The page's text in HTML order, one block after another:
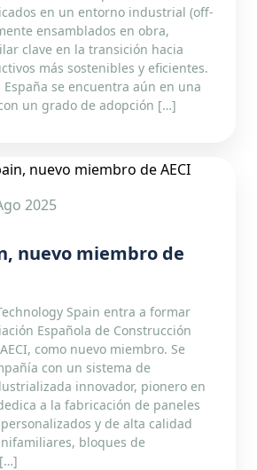
en un entorno industrial (off-
ensamblados en obra,
clave en la transición hacia
más sostenibles y eficientes.
se encuentra aún en una
un grado de adopción […]
2025
nuevo miembro de
Spain entra a formar
Española de Construcción
como nuevo miembro. Se
con un sistema de
innovador, pionero en
a la fabricación de paneles
y de alta calidad
bloques de